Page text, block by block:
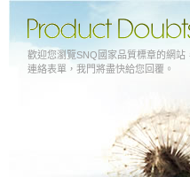
歡迎您瀏覽SNQ國家品質標章的網
連絡表單，我門將盡快給您回覆。